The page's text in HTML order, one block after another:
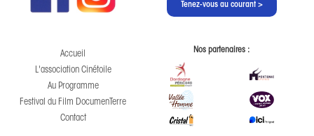
Accueil
L'association Cinétoile
Au Programme
Festival du Film DocumenTerre
Contact
Nos partenaires :